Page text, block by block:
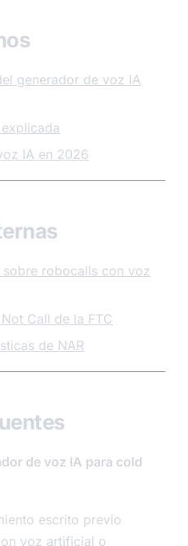
generador de voz IA
IA en 2026
sobre robocalls con voz
Call de la FTC
de NAR
de voz IA para cold
escrito previo
voz artificial o